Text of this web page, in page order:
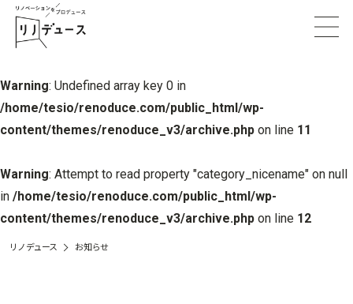
Warning: Undefined array key 0 in
/home/tesio/renoduce.com/public_html/wp-
content/themes/renoduce_v3/archive.php on line 11
Warning: Attempt to read property "category_nicename" on null
in /home/tesio/renoduce.com/public_html/wp-
content/themes/renoduce_v3/archive.php on line 12
リノデュース お知らせ